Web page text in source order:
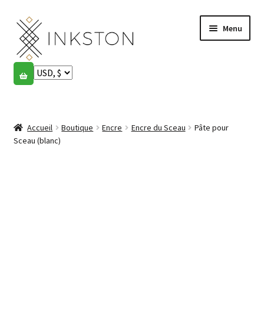
Aller
la
navigation
Aller
au
contenu
Menu
Boutique
English
Accueil Boutique Encre Encre du Sceau
Pâte pour
Sceau (blanc)